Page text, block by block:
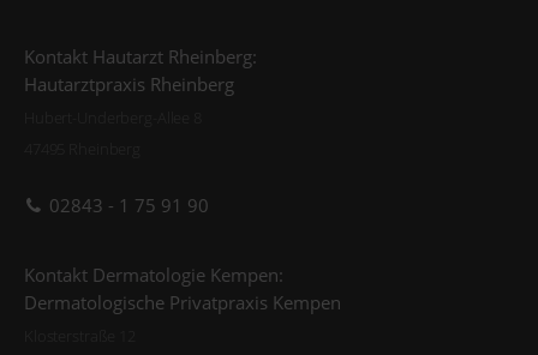
Kontakt Hautarzt Rheinberg:
Hautarztpraxis Rheinberg
02843 - 1 75 91 90
Kontakt Dermatologie Kempen:
Dermatologische Privatpraxis Kempen